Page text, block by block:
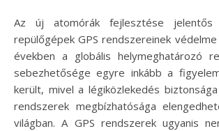
Az új atomórák fejlesztése jelentős lépés lehet a
repülőgépek GPS rendszereinek
években a globális helymeghatározó
sebezhetősége egyre inkább a
került, mivel a légiközlekedés
rendszerek megbízhatósága
világban. A GPS rendszerek ugyanis